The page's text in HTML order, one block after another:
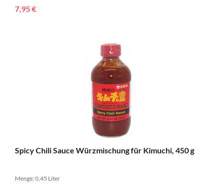
7,95 €
Spicy Chili Sauce Würzmischung für Kimuchi, 450 g
Menge: 0,45 Liter